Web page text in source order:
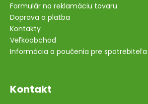
Formulár na reklamáciu tovaru
Doprava a platba
Kontakty
Veľkoobchod
Informácia a poučenia pre spotrebiteľa
Kontakt